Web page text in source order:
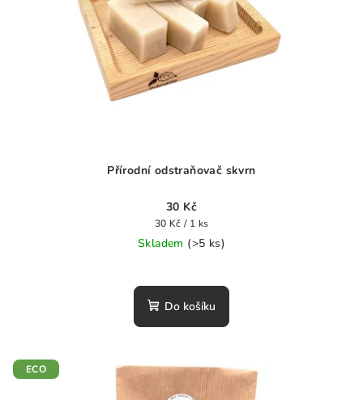
Přírodní odstraňovač skvrn
30 Kč
Měrná
cena:
30 Kč / 1 ks
Skladem (>5 ks)
hodnocení
produktu
5
hvězdiček.
Do košíku
ECO